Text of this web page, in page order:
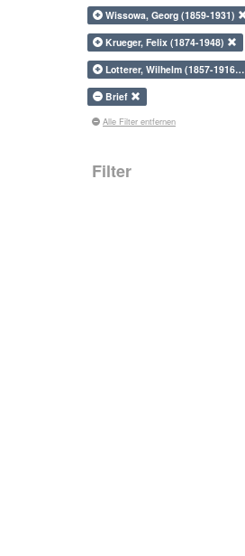
Wissowa, Georg (1859-1931)
Krueger, Felix (1874-1948)
Lotterer, Wilhelm (1857-1916…
Brief
Alle Filter entfernen
Filter